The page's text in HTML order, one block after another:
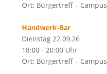
Ort: Bürgertreff – Campus
Handwerk-Bar
Dienstag 22.09.26
18:00 - 20:00 Uhr
Ort: Bürgertreff – Campus